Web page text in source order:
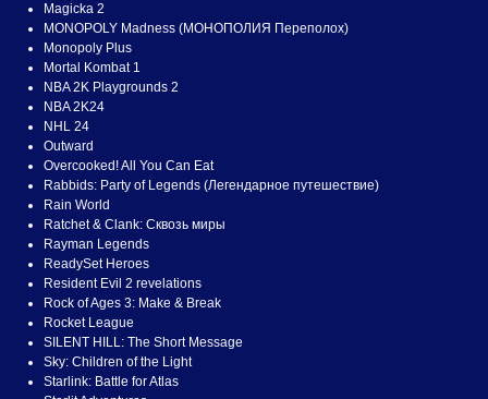
Magicka 2
MONOPOLY Madness (МОНОПОЛИЯ Переполох)
Monopoly Plus
Mortal Kombat 1
NBA 2K Playgrounds 2
NBA 2K24
NHL 24
Outward
Overcooked! All You Can Eat
Rabbids: Party of Legends (Легендарное путешествие)
Rain World
Ratchet & Clank: Сквозь миры
Rayman Legends
ReadySet Heroes
Resident Evil 2 revelations
Rock of Ages 3: Make & Break
Rocket League
SILENT HILL: The Short Message
Sky: Children of the Light
Starlink: Battle for Atlas